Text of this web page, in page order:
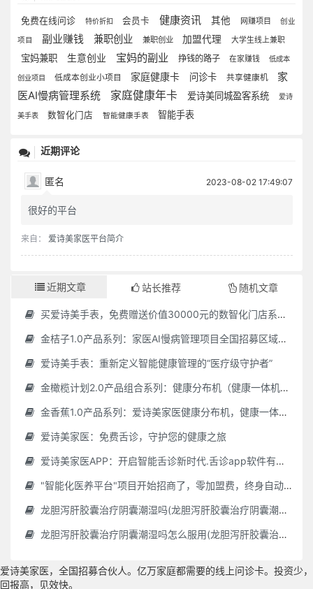
免费在线问诊 特价折扣 会员卡 健康资讯 其他 网赚项目 创业
项目 副业赚钱 兼职创业 兼职创业 加盟代理 大学生线上兼职
宝妈兼职 生意创业 宝妈的副业 挣钱的路子 在家赚钱 低成本
创业项目 低成本创业小项目 家庭健康卡 问诊卡 共享健康机
家
医AI慢病管理系统
家庭健康年卡 爱诗美同城盈客系统 爱诗
美手表 数智化门店 智能健康手表 智能手表
近期评论
匿名 2023-08-02 17:49:07
很好的平台
来自： 爱诗美家医平台简介
近期文章 站长推荐 随机文章
买爱诗美手表，免费赠送价值30000元的数智化门店系统一套（含硬件）
金桔子1.0产品系列：家医AI慢病管理项目全国招募区域合伙人，低投入，高回报，长收益
爱诗美手表：重新定义智能健康管理的“医疗级守护者”
金橄榄计划2.0产品组合系列：健康分布机（健康一体机）+慢病管理系统，可落地在健康小屋，社区服务中心等等
金香蕉1.0产品系列：爱诗美家医健康分布机，健康一体机，社区服务中心，药店，健康小屋都需要
爱诗美家医：免费舌诊，守护您的健康之旅
爱诗美家医APP：开启智能舌诊新时代.舌诊app软件有哪些 好用的舌诊app大全
"智能化医养平台"项目开始招商了，零加盟费，终身自动赚钱
龙胆泻肝胶囊治疗阴囊潮湿吗(龙胆泻肝胶囊治疗阴囊潮湿吗怎么服用)
龙胆泻肝胶囊治疗阴囊潮湿吗怎么服用(龙胆泻肝胶囊治疗阴囊潮湿吗怎么服用效果好)
爱诗美家医，全国招募合伙人。亿万家庭都需要的线上问诊卡。投资少，
回报高，见效快。